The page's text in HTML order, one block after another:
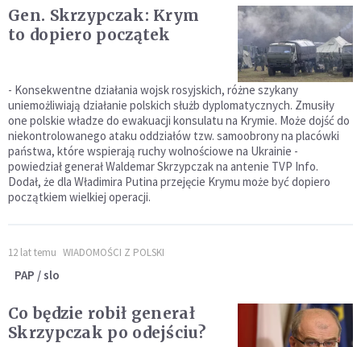
Gen. Skrzypczak: Krym
to dopiero początek
- Konsekwentne działania wojsk rosyjskich, różne szykany
uniemożliwiają działanie polskich służb dyplomatycznych. Zmusiły
one polskie władze do ewakuacji konsulatu na Krymie. Może dojść do
niekontrolowanego ataku oddziałów tzw. samoobrony na placówki
państwa, które wspierają ruchy wolnościowe na Ukrainie -
powiedział generał Waldemar Skrzypczak na antenie TVP Info.
Dodał, że dla Władimira Putina przejęcie Krymu może być dopiero
początkiem wielkiej operacji.
12 lat temu WIADOMOŚCI Z POLSKI
PAP / slo
Co będzie robił generał
Skrzypczak po odejściu?